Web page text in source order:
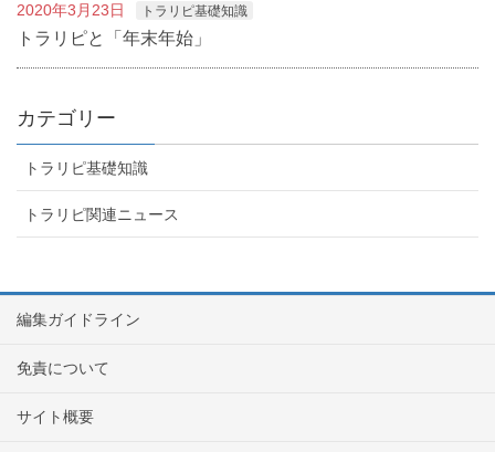
2020年3月23日 トラリピ基礎知識
トラリピと「年末年始」
カテゴリー
トラリピ基礎知識
トラリピ関連ニュース
編集ガイドライン
免責について
サイト概要